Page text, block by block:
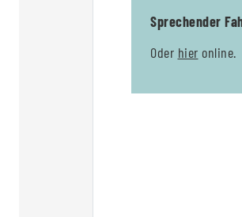
Sprechender
Oder hier online.